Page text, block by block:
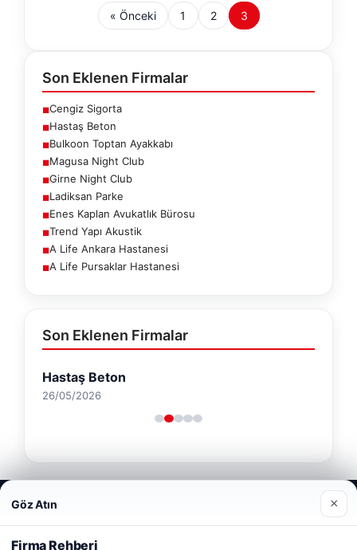
« Önceki 1 2 3
Son Eklenen Firmalar
■Cengiz Sigorta
■Hastaş Beton
■Bulkoon Toptan Ayakkabı
■Magusa Night Club
■Girne Night Club
■Ladiksan Parke
■Enes Kaplan Avukatlık Bürosu
■Trend Yapı Akustik
■A Life Ankara Hastanesi
■A Life Pursaklar Hastanesi
Son Eklenen Firmalar
Hastaş Beton
26/05/2026
© 2026 Haber Geldi – Gündemden Haberler
Web sitemizi nasıl kullandığınızı daha iyi anlayabilmek,
deneyiminizi kişiselleştirmek ve geliştirmek amacıyla çerezler
Göz Atın ×
Firma Rehberi